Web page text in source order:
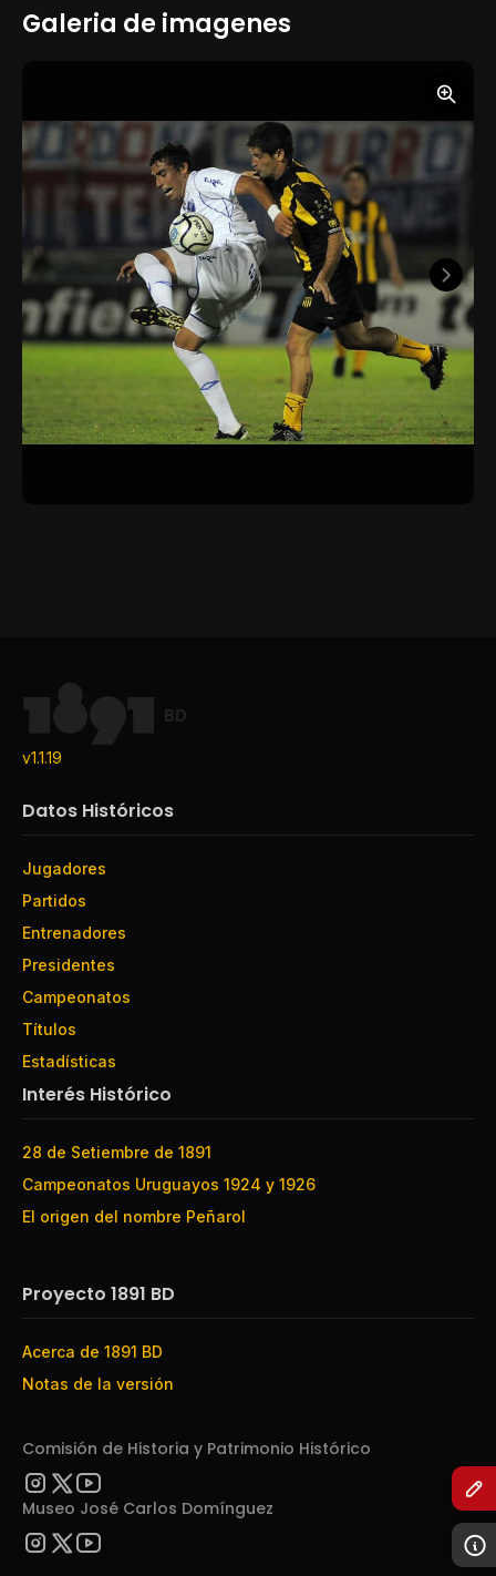
Galeria de imagenes
BD
v1.1.19
Datos Históricos
Jugadores
Partidos
Entrenadores
Presidentes
Campeonatos
Títulos
Estadísticas
Interés Histórico
28 de Setiembre de 1891
Campeonatos Uruguayos 1924 y 1926
El origen del nombre Peñarol
Proyecto 1891 BD
Acerca de 1891 BD
Notas de la versión
Comisión de Historia y Patrimonio Histórico
Museo José Carlos Domínguez